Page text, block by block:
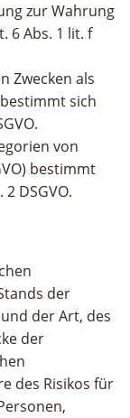
zur Wahrung
6 Abs. 1 lit. f
Zwecken als
sich
von
bestimmt
DSGVO.
der
der Art, des
der
des Risikos für